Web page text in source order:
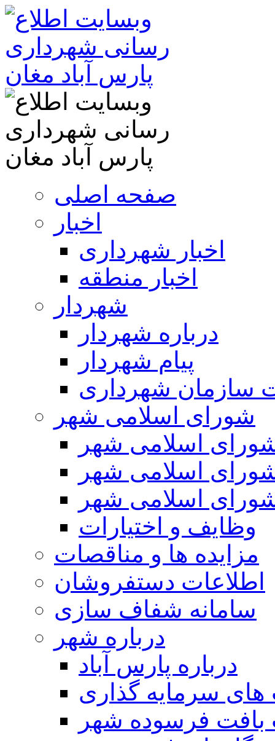
صفحه اصلی
اخبار
اخبار شهرداری
اخبار منطقه
شهردار
درباره شهردار
پیام شهردار
سازمان شهرداری
شورای اسلامی شهر
اسلامی شهر
اسلامی شهر
اسلامی شهر
وظایف و اختیارات
مزایده ها و مناقصات
اطلاعات دستفروشان
سامانه شفاف سازی
درباره شهر
درباره پارس آباد
سرمایه گذاری
بافت فرسوده شهر